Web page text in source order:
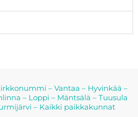
– Vantaa – Hyvinkää –
– Loppi – Mäntsälä – Tuusula
– Kaikki paikkakunnat